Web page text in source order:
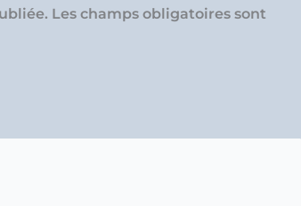
Les champs obligatoires sont